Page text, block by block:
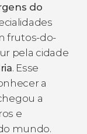
do
frutos-do-
pela cidade
. Esse
a
a
e
mundo.